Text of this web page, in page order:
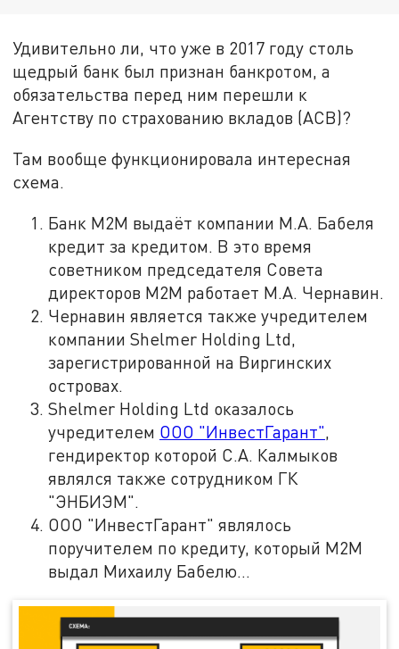
Удивительно ли, что уже в 2017 году столь
щедрый банк был признан банкротом, а
обязательства перед ним перешли к
Агентству по страхованию вкладов (АСВ)?
Там вообще функционировала интересная
схема.
Банк М2М выдаёт компании М.А. Бабеля
кредит за кредитом. В это время
советником председателя Совета
директоров М2М работает М.А. Чернавин.
Чернавин является также учредителем
компании Shelmer Holding Ltd,
зарегистрированной на Виргинских
островах.
Shelmer Holding Ltd оказалось
учредителем ООО "ИнвестГарант",
гендиректор которой С.А. Калмыков
являлся также сотрудником ГК
"ЭНБИЭМ".
ООО "ИнвестГарант" являлось
поручителем по кредиту, который М2М
выдал Михаилу Бабелю…